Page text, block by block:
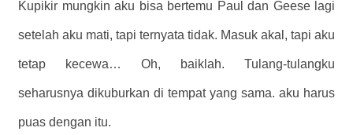
Kupikir mungkin aku bisa bertemu Paul dan Geese lagi
setelah aku mati, tapi ternyata tidak. Masuk akal, tapi aku
tetap kecewa… Oh, baiklah. Tulang-tulangku
seharusnya dikuburkan di tempat yang sama. aku harus
puas dengan itu.